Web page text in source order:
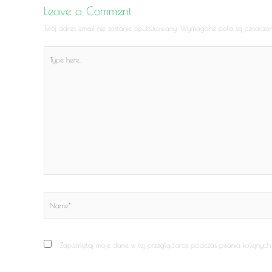
Leave a Comment
Twój adres email nie zostanie opublikowany. Wymagane pola są
Zapamiętaj moje dane w tej przeglądarce podczas pisania kolejnych